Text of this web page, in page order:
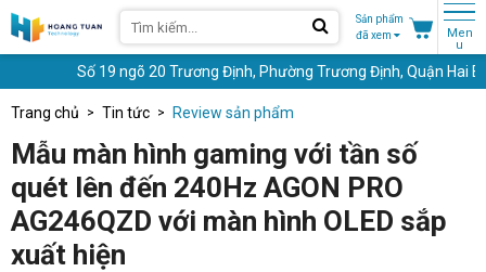
Sản phẩm
đã xem
Men
u
19 ngõ 20 Trương Định, Phường Trương Định, Quận Hai Bà Trưng, Hà
Trang chủ Tin tức Review sản phẩm
Mẫu màn hình gaming với tần số
quét lên đến 240Hz AGON PRO
AG246QZD với màn hình OLED sắp
xuất hiện